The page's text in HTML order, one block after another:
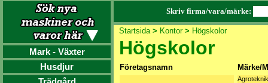
Mark - Växter
Husdjur
Skriv firma/vara/märke:
Startsida> Kontor> Högskolor
Högskolor
Företagsnamn Märke/